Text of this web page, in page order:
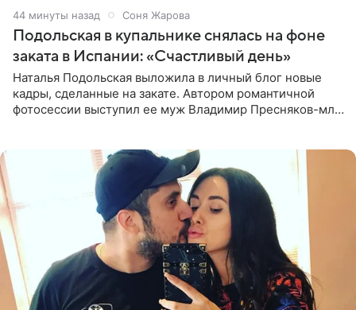
44 минуты назад Соня Жарова
Подольская в купальнике снялась на фоне
заката в Испании: «Счастливый день»
Наталья Подольская выложила в личный блог новые
кадры, сделанные на закате. Автором романтичной
фотосессии выступил ее муж Владимир Пресняков-мл.